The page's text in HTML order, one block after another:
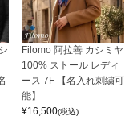
Filomo 阿拉善 カシミヤ
100% ストール レディ
ース 7F 【名入れ刺繍可
能】
¥16,500(税込)